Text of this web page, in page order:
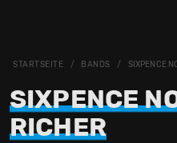
STARTSEITE BANDS SIXPENCE
SIXPENCE
RICHER